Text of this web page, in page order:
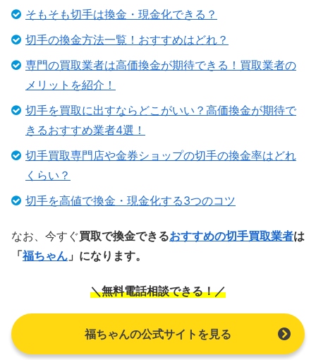
そもそも切手は換金・現金化できる？
切手の換金方法一覧！おすすめはどれ？
専門の買取業者は高価換金が期待できる！買取業者の
メリットを紹介！
切手を買取に出すならどこがいい？高価換金が期待で
きるおすすめ業者4選！
切手買取専門店や金券ショップの切手の換金率はどれ
くらい？
切手を高値で換金・現金化する3つのコツ
なお、今すぐ買取で換金できるおすすめの切手買取業者は
「福ちゃん 」になります。
＼無料電話相談できる！／
福ちゃんの公式サイトを見る